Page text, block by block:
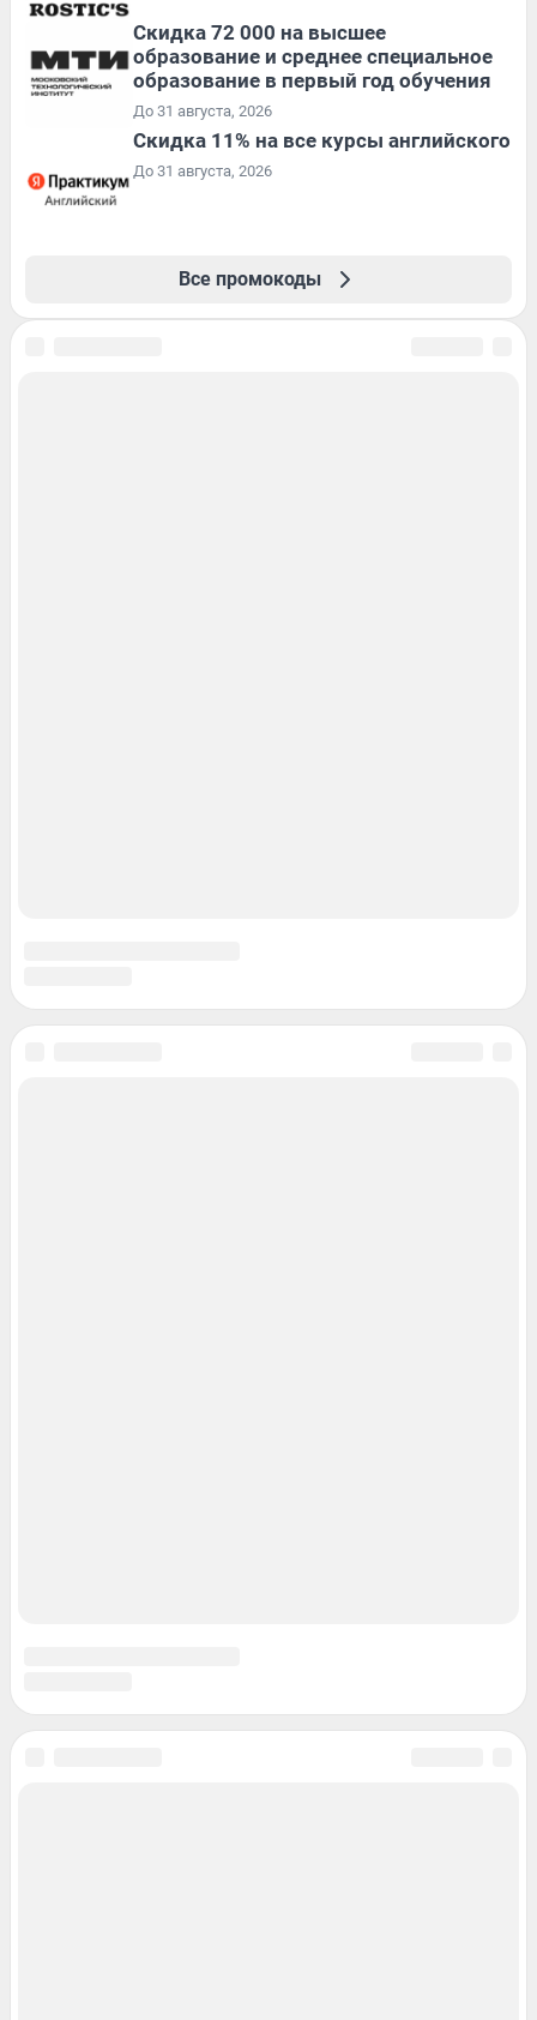
Скидка 72 000 на высшее
образование и среднее специальное
образование в первый год обучения
До 31 августа, 2026
Скидка 11% на все курсы английского
До 31 августа, 2026
Все промокоды